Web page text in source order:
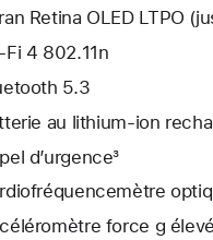
Retina OLED LTPO
Fi 4 802.11n
5.3
au lithium‑ion
d’urgence³
force g